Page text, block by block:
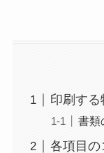
印刷する
書類
各項目の